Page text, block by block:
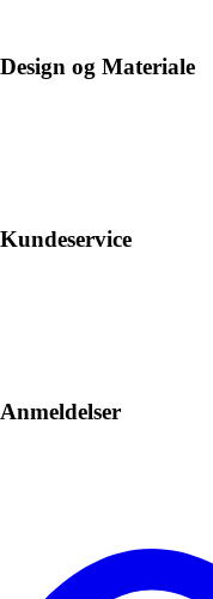
Design og Materiale
Kundeservice
Anmeldelser